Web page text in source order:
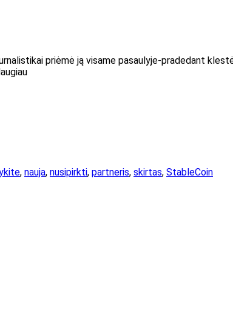
priėmė ją visame pasaulyje-pradedant
, nauja, nusipirkti, partneris, skirtas, StableCoin